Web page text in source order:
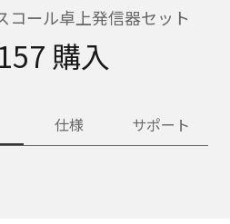
コール卓上発信器セット
購入
仕様 サポート